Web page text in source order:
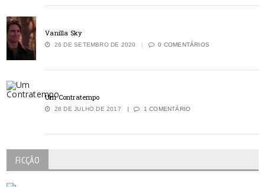
Vanilla Sky
26 DE SETEMBRO DE 2020 0 COMENTÁRIOS
Um Contratempo
28 DE JULHO DE 2017 1 COMENTÁRIO
FICÇÃO